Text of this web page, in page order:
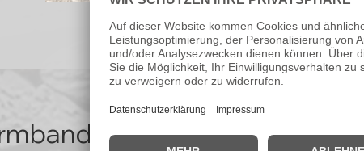
"Mandarine"